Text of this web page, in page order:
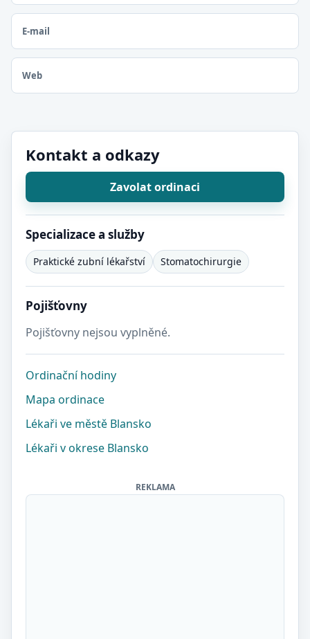
E-mail
Web
Kontakt a odkazy
Zavolat ordinaci
Specializace a služby
Praktické zubní lékařství Stomatochirurgie
Pojišťovny
Pojišťovny nejsou vyplněné.
Ordinační hodiny
Mapa ordinace
Lékaři ve městě Blansko
Lékaři v okrese Blansko
REKLAMA